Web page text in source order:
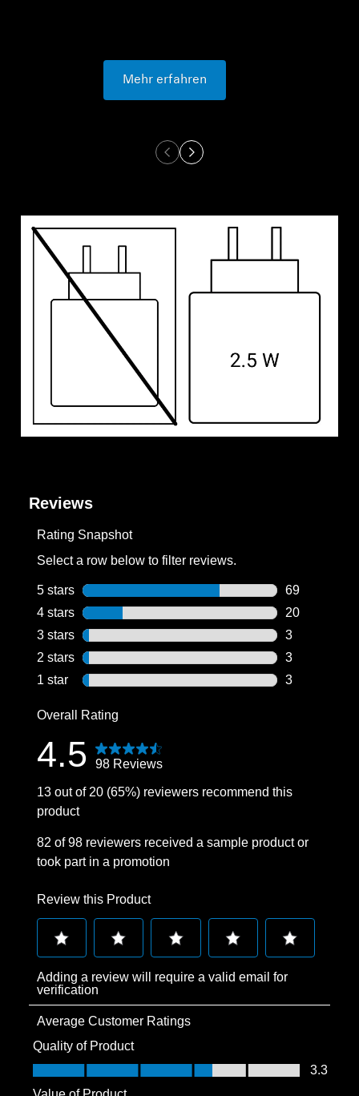
Mehr erfahren
Reviews
Rating Snapshot
Select a row below to filter reviews.
5 stars stars
69
69 reviews
4 stars stars
20
20 reviews
3 stars stars
3
3 reviews
2 stars stars
3
3 reviews
1 star stars
3
Overall Rating
4.5 98 Reviews
13 out of 20 (65%) reviewers recommend this
product
82 of 98 reviewers received a sample product or
took part in a promotion
Review this Product
to
rate
the
item
with
to
rate
the
item
with
rate
the
with
rate
with
rate
with
Adding a review will require a valid email for
verification
Average Customer Ratings
Quality of Product
Quality of Product, 3.3 out of 5
3.3